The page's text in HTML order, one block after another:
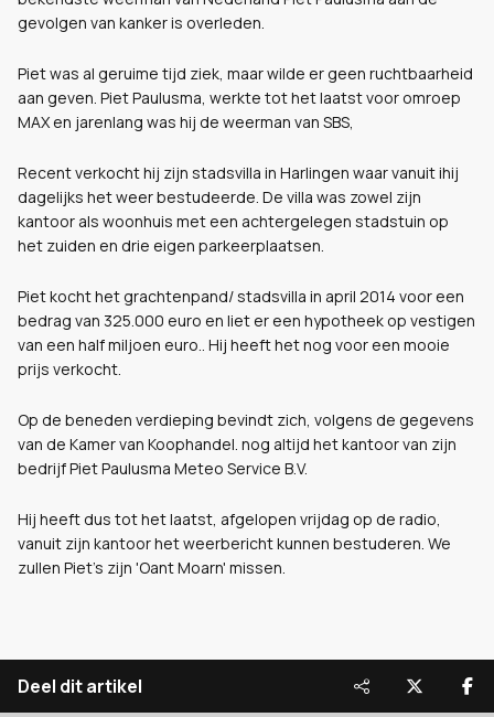
gevolgen van kanker is overleden.
Piet was al geruime tijd ziek, maar wilde er geen ruchtbaarheid
aan geven. Piet Paulusma, werkte tot het laatst voor omroep
MAX en jarenlang was hij de weerman van SBS,
Recent verkocht hij zijn stadsvilla in Harlingen waar vanuit ihij
dagelijks het weer bestudeerde. De villa was zowel zijn
kantoor als woonhuis met een achtergelegen stadstuin op
het zuiden en drie eigen parkeerplaatsen.
Piet kocht het grachtenpand/ stadsvilla in april 2014 voor een
bedrag van 325.000 euro en liet er een hypotheek op vestigen
van een half miljoen euro.. Hij heeft het nog voor een mooie
prijs verkocht.
Op de beneden verdieping bevindt zich, volgens de gegevens
van de Kamer van Koophandel. nog altijd het kantoor van zijn
bedrijf Piet Paulusma Meteo Service B.V.
Hij heeft dus tot het laatst, afgelopen vrijdag op de radio,
vanuit zijn kantoor het weerbericht kunnen bestuderen. We
zullen Piet's zijn 'Oant Moarn' missen.
Deel dit artikel